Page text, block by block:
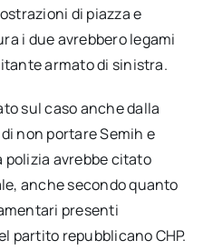
di piazza e
i due avrebbero legami
armato di sinistra.
sul caso anche dalla
non portare Semih e
polizia avrebbe citato
anche secondo quanto
presenti
partito repubblicano CHP.